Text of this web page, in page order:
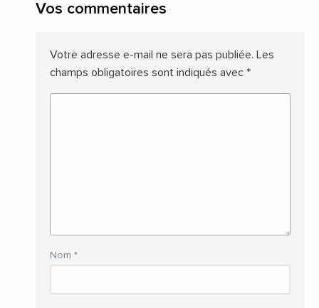
Vos commentaires
Votre adresse e-mail ne sera pas publiée. Les
champs obligatoires sont indiqués avec *
Nom *